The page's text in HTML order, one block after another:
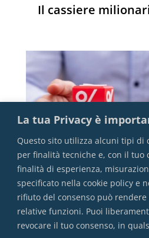
La tua Privacy è
Questo sito utilizza alcuni tipi di
per finalità tecniche e, con il tuo
finalità di esperienza,
specificato nella cookie policy e
rifiuto del consenso può
relative funzioni. Puoi
revocare il tuo consenso, in
Il cassiere
Mutuo: Fisso o